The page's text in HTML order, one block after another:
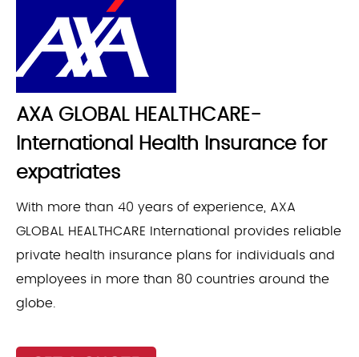
AXA GLOBAL HEALTHCARE-
International Health Insurance for
expatriates
With more than 40 years of experience, AXA
GLOBAL HEALTHCARE International provides reliable
private health insurance plans for individuals and
employees in more than 80 countries around the
globe.